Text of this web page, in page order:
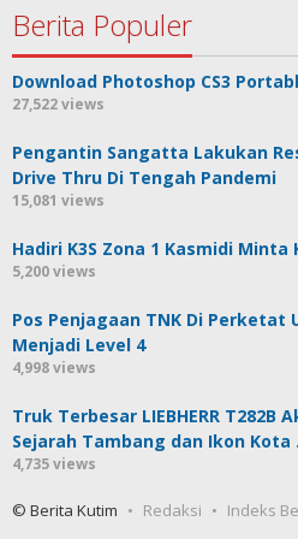
Berita Populer
Download Photoshop CS3
27,522 views
Pengantin Sangatta Lakukan
Drive Thru Di Tengah Pandemi
15,081 views
Hadiri K3S Zona 1 Kasmidi
5,200 views
Pos Penjagaan TNK Di Perketat
Menjadi Level 4
4,998 views
Truk Terbesar LIEBHERR T282B
Sejarah Tambang dan Ikon Kota
4,735 views
© Berita Kutim Redaksi Indeks